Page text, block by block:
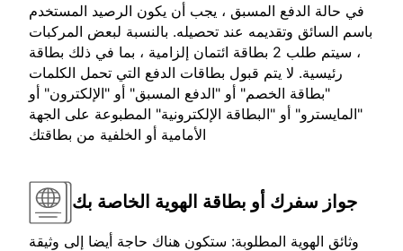
في حالة الدفع المسبق ، يجب أن يكون الرصيد المستخدم
باسم السائق وتقديمه عند تحصيله. بالنسبة لبعض المركبات
، سيتم طلب 2 بطاقة ائتمان إلزامية ، بما في ذلك بطاقة
رئيسية. لا يتم قبول بطاقات الدفع التي تحمل الكلمات
"بطاقة الخصم" أو "الدفع المسبق" أو "الإلكترون" أو
"المايسترو" أو "البطاقة الإلكترونية" المطبوعة على الجهة
الأمامية أو الخلفية من بطاقتك
جواز سفرك أو بطاقة الهوية الخاصة بك
وثائق الهوية المطلوبة: ستكون هناك حاجة أيضا إلى وثيقة